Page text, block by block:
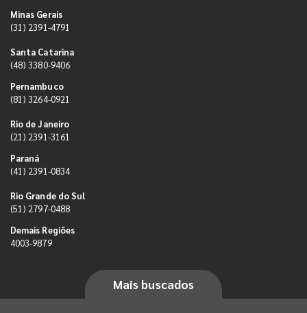
Minas Gerais
(31) 2391-4791
Santa Catarina
(48) 3380-9406
Pernambuco
(81) 3264-0921
Rio de Janeiro
(21) 2391-3161
Paraná
(41) 2391-0834
Rio Grande do Sul
(51) 2797-0488
Demais Regiões
4003-9879
Mais buscados